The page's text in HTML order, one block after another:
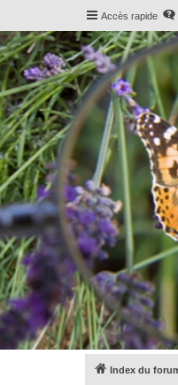
Accès rapide
Index du